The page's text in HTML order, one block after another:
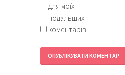
для моїх
подальших
коментарів.